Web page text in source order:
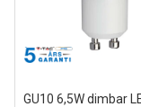
GU10 6,5W dimbar